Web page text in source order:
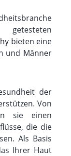
bieten eine
und Männer
der
Von
sie einen
die die
Als Basis
Ihrer Haut